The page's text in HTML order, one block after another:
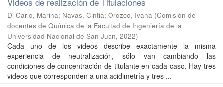
Di Carlo, Marina; Navas, Cintia; Orozco, Ivana (Comisión de
docentes de Química de la Facultad de Ingeniería de la
Universidad Nacional de San Juan, 2022)
Cada uno de los videos describe exactamente la misma
experiencia de neutralización, sólo van cambiando las
condiciones de concentración de titulante en cada caso. Hay tres
videos que corresponden a una acidimetría y tres ...